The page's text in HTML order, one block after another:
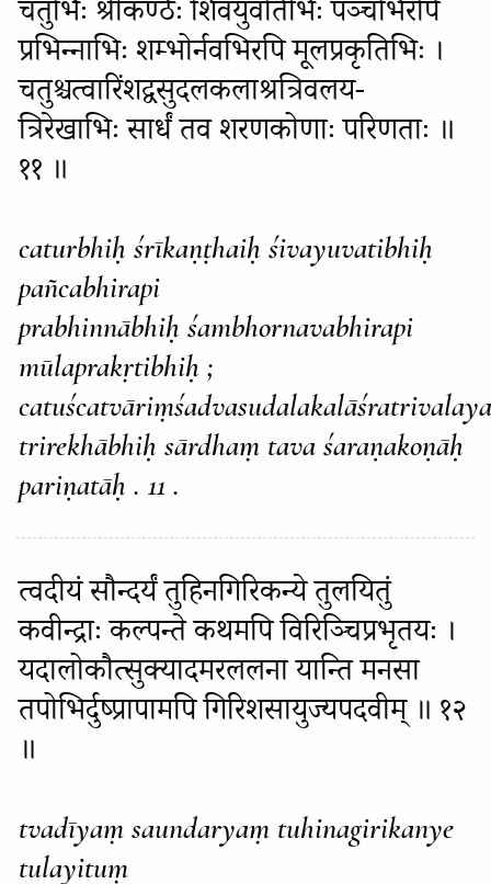
चतुर्भिः श्रीकण्ठैः शिवयुवतिभिः पञ्चभिरपि
प्रभिन्नाभिः शम्भोर्नवभिरपि मूलप्रकृतिभिः ।
चतुश्चत्वारिंशद्वसुदलकलाश्रत्रिवलय-
त्रिरेखाभिः सार्धं तव शरणकोणाः परिणताः ॥
११ ॥
caturbhiḥ śrīkaṇṭhaiḥ śivayuvatibhiḥ
pañcabhirapi
prabhinnābhiḥ śambhornavabhirapi
mūlaprakṛtibhiḥ ;
trirekhābhiḥ sārdhaṃ tava śaraṇakoṇāḥ
pariṇatāḥ . 11 .
त्वदीयं सौन्दर्यं तुहिनगिरिकन्ये तुलयितुं
कवीन्द्राः कल्पन्ते कथमपि विरिञ्चिप्रभृतयः ।
यदालोकौत्सुक्यादमरललना यान्ति मनसा
तपोभिर्दुष्प्रापामपि गिरिशसायुज्यपदवीम् ॥ १२
॥
tvadīyaṃ saundaryaṃ tuhinagirikanye
tulayituṃ